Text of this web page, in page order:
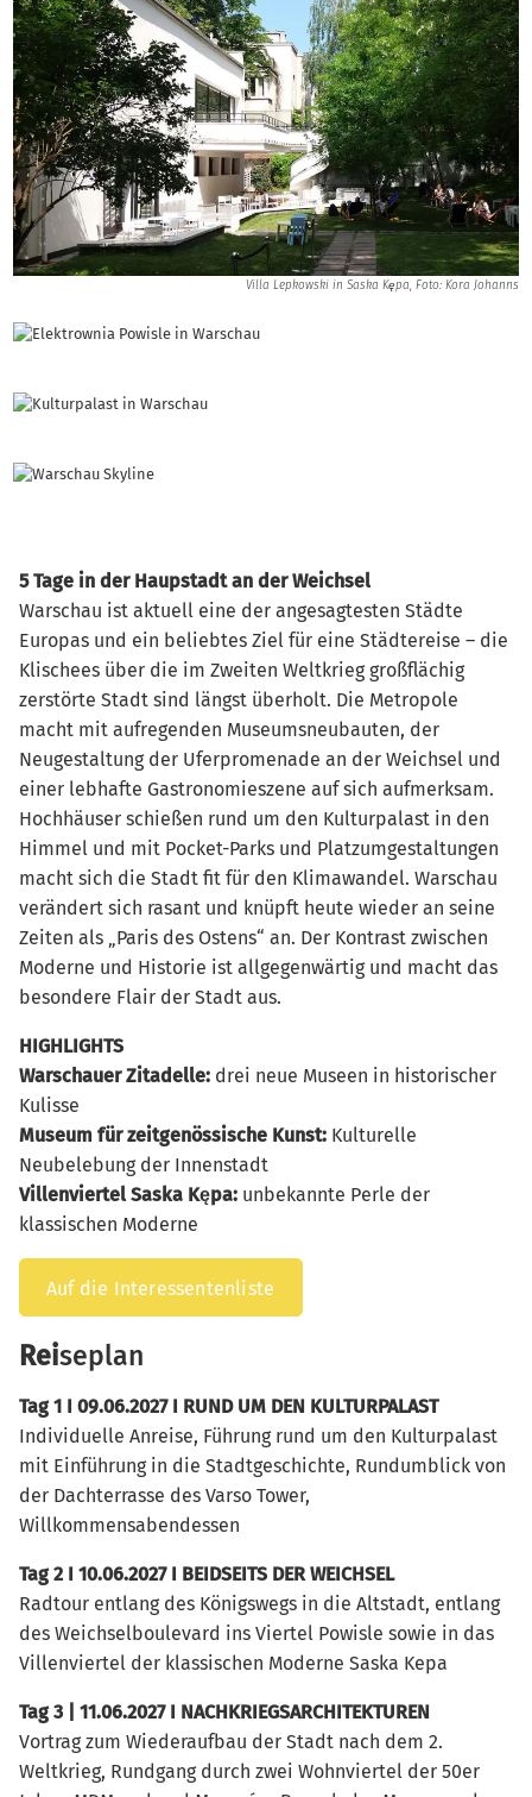
5 Tage in der Haupstadt an der Weichsel
Warschau ist aktuell eine der angesagtesten Städte
Europas und ein beliebtes Ziel für eine Städtereise – die
Klischees über die im Zweiten Weltkrieg großflächig
zerstörte Stadt sind längst überholt. Die Metropole
macht mit aufregenden Museumsneubauten, der
Neugestaltung der Uferpromenade an der Weichsel und
einer lebhafte Gastronomieszene auf sich aufmerksam.
Hochhäuser schießen rund um den Kulturpalast in den
Himmel und mit Pocket-Parks und Platzumgestaltungen
macht sich die Stadt fit für den Klimawandel. Warschau
verändert sich rasant und knüpft heute wieder an seine
Zeiten als „Paris des Ostens“ an. Der Kontrast zwischen
Moderne und Historie ist allgegenwärtig und macht das
besondere Flair der Stadt aus.
HIGHLIGHTS
Warschauer Zitadelle: drei neue Museen in historischer
Kulisse
Museum für zeitgenössische Kunst: Kulturelle
Neubelebung der Innenstadt
Villenviertel Saska Kępa: unbekannte Perle der
klassischen Moderne
Auf die Interessentenliste
Reiseplan
Tag 1 I 09.06.2027 I RUND UM DEN KULTURPALAST
Individuelle Anreise, Führung rund um den Kulturpalast
mit Einführung in die Stadtgeschichte, Rundumblick von
der Dachterrasse des Varso Tower,
Willkommensabendessen
Tag 2 I 10.06.2027 I BEIDSEITS DER WEICHSEL
Radtour entlang des Königswegs in die Altstadt, entlang
des Weichselboulevard ins Viertel Powisle sowie in das
Villenviertel der klassischen Moderne Saska Kepa
Tag 3 | 11.06.2027 I NACHKRIEGSARCHITEKTUREN
Vortrag zum Wiederaufbau der Stadt nach dem 2.
Weltkrieg, Rundgang durch zwei Wohnviertel der 50er
Villa Lepkowski in Saska Kępa, Foto: Kora Johanns